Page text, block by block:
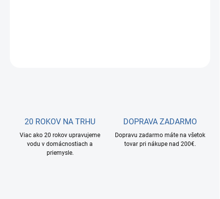
20 ROKOV NA TRHU
Viac ako 20 rokov upravujeme
vodu v domácnostiach a
priemysle.
DOPRAVA ZADARMO
Dopravu zadarmo máte na všetok
tovar pri nákupe nad 200€.